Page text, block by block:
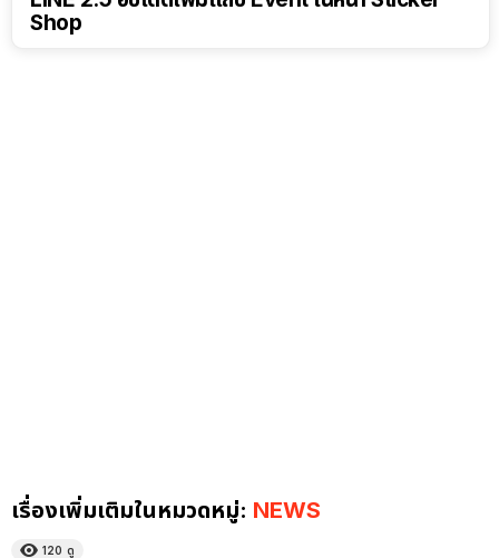
Shop
เรื่องเพิ่มเติมในหมวดหมู่: NEWS
120 ดู